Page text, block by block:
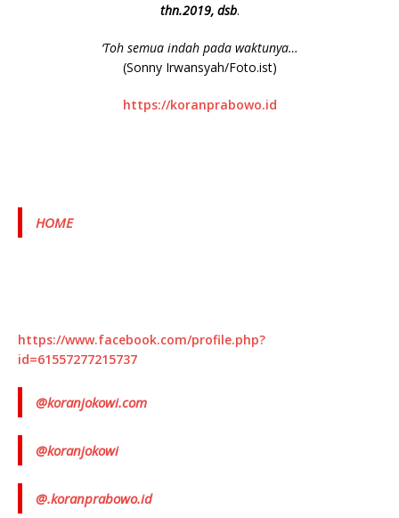
thn.2019, dsb.
‘Toh semua indah pada waktunya…
(Sonny Irwansyah/Foto.ist)
https://koranprabowo.id
HOME
https://www.facebook.com/profile.php?
id=61557277215737
@koranjokowi.com
@koranjokowi
@.koranprabowo.id